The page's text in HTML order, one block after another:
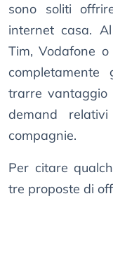
sono soliti
internet casa.
Tim, Vodafone
trarre vantaggio
demand
compagnie.
Per citare
tre proposte di